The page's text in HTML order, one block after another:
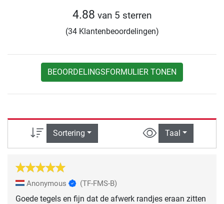
4.88 van 5 sterren
(34 Klantenbeoordelingen)
BEOORDELINGSFORMULIER TONEN
Sortering Taal
Anonymous (TF-FMS-B)
Goede tegels en fijn dat de afwerk randjes eraan zitten